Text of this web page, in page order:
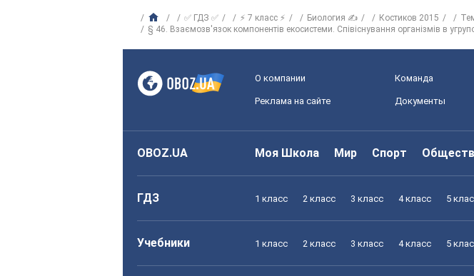
✅ ГДЗ ✅ ⚡ 7 класс ⚡ Биология ✍ Костиков 2015
§ 46. Взаємозв'язок компонентів екосистеми. Співіснування організмів в
О компании Команда
Реклама на сайте Документы
OBOZ.UA Моя Школа Мир Спорт
ГДЗ 1 класс 2 класс 3 класс 4 класс 5
Учебники 1 класс 2 класс 3 класс 4 класс 5